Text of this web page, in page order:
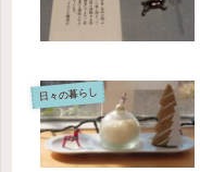
日々の暮らし